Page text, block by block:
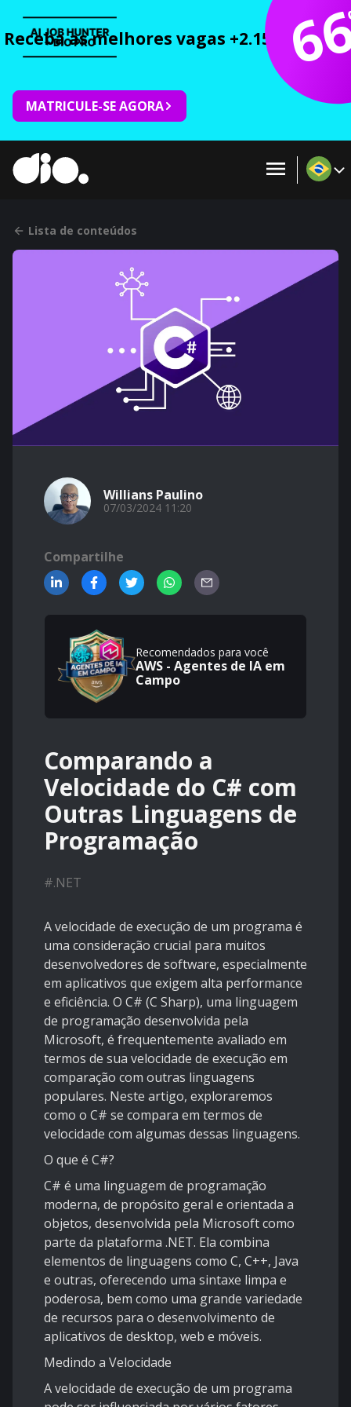
Receba as melhores vagas +2.150 cursos
MATRICULE-SE AGORA
Lista de conteúdos
Willians Paulino
07/03/2024 11:20
Compartilhe
Recomendados para você
AWS - Agentes de IA em
Campo
Comparando a
Velocidade do C# com
Outras Linguagens de
Programação
#.NET
A velocidade de execução de um programa é
uma consideração crucial para muitos
desenvolvedores de software, especialmente
em aplicativos que exigem alta performance
e eficiência. O C# (C Sharp), uma linguagem
de programação desenvolvida pela
Microsoft, é frequentemente avaliado em
termos de sua velocidade de execução em
comparação com outras linguagens
populares. Neste artigo, exploraremos
como o C# se compara em termos de
velocidade com algumas dessas linguagens.
O que é C#?
C# é uma linguagem de programação
moderna, de propósito geral e orientada a
objetos, desenvolvida pela Microsoft como
parte da plataforma .NET. Ela combina
elementos de linguagens como C, C++, Java
e outras, oferecendo uma sintaxe limpa e
poderosa, bem como uma grande variedade
de recursos para o desenvolvimento de
aplicativos de desktop, web e móveis.
Medindo a Velocidade
A velocidade de execução de um programa